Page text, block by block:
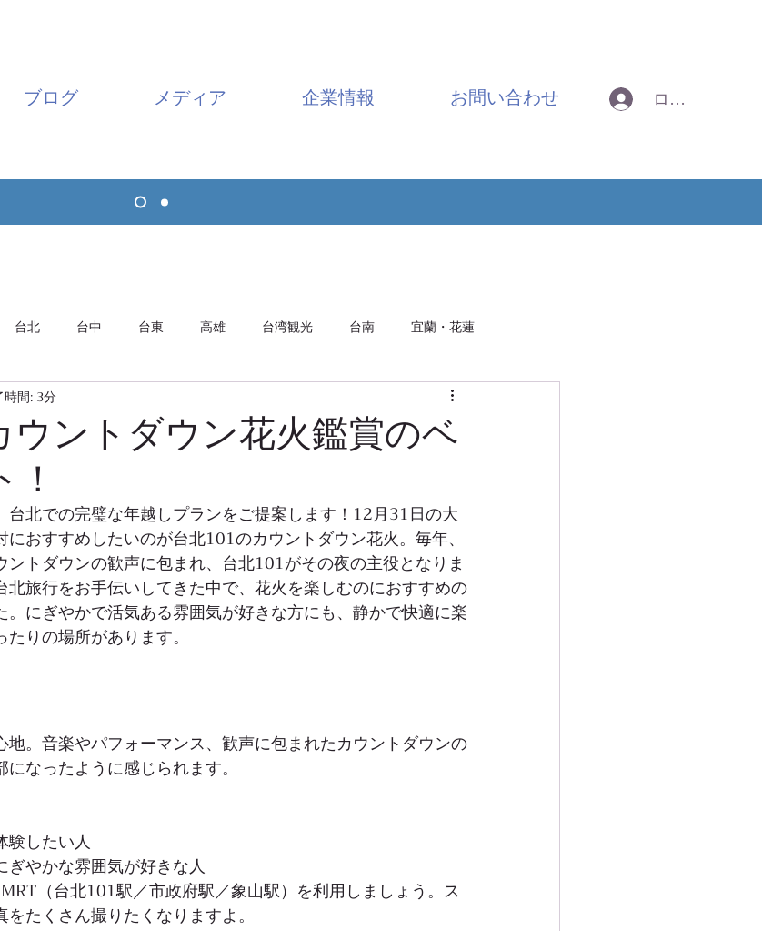
ブログ メディア 企業情報 お問い合わせ ログイン
台北 台中 台東 高雄 台湾観光 台南 宜蘭・花蓮
ウントダウン花火鑑賞のベ
時間: 3分
台北での完璧な年越しプランをご提案します！12月31日の大
おすすめしたいのが台北101のカウントダウン花火。毎年、
トダウンの歓声に包まれ、台北101がその夜の主役となりま
旅行をお手伝いしてきた中で、花火を楽しむのにおすすめの
にぎやかで活気ある雰囲気が好きな方にも、静かで快適に楽
りの場所があります。
地。音楽やパフォーマンス、歓声に包まれたカウントダウンの
なったように感じられます。
験したい人
やかな雰囲気が好きな人
（台北101駅／市政府駅／象山駅）を利用しましょう。ス
たくさん撮りたくなりますよ。